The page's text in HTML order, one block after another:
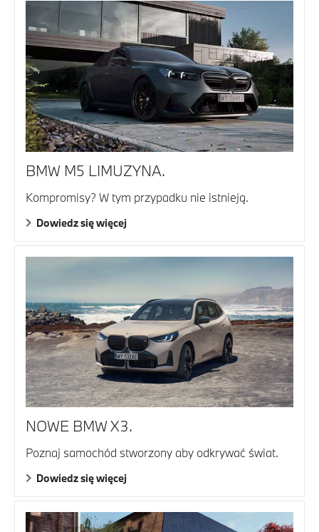
BMW M5 LIMUZYNA.
Kompromisy? W tym przypadku nie istnieją.
Dowiedz się więcej
NOWE BMW X3.
Poznaj samochód stworzony aby odkrywać świat.
Dowiedz się więcej